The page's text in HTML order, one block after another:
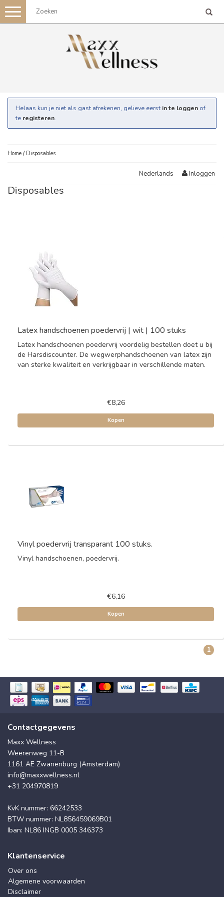
Toggle
navigation
Helaas kun je niet als gast afrekenen, gelieve eerst in te loggen of
te registeren.
Home / Disposables
Nederlands Inloggen
Disposables
Latex handschoenen poedervrij | wit | 100 stuks
Latex handschoenen poedervrij voordelig bestellen doet u bij
de Harsdiscounter. De wegwerphandschoenen van latex zijn
van sterke kwaliteit en verkrijgbaar in verschillende maten.
€8,26
Kopen
Vinyl poedervrij transparant 100 stuks.
Vinyl handschoenen, poedervrij.
€6,16
Kopen
1
Contactgegevens
Maxx Wellness
Weerenweg 11-B
1161 AE Zwanenburg (Amsterdam)
info@maxxwellness.nl
+31 204970819
KvK nummer: 66242533
BTW nummer: NL856459069B01
Iban: NL86 INGB 0005 346373
Klantenservice
Over ons
Algemene voorwaarden
Disclaimer